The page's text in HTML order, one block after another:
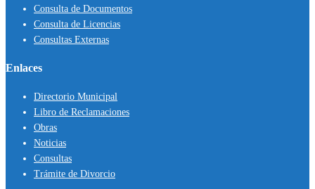
Consulta de Documentos
Consulta de Licencias
Consultas Externas
Enlaces
Directorio Municipal
Libro de Reclamaciones
Obras
Noticias
Consultas
Trámite de Divorcio